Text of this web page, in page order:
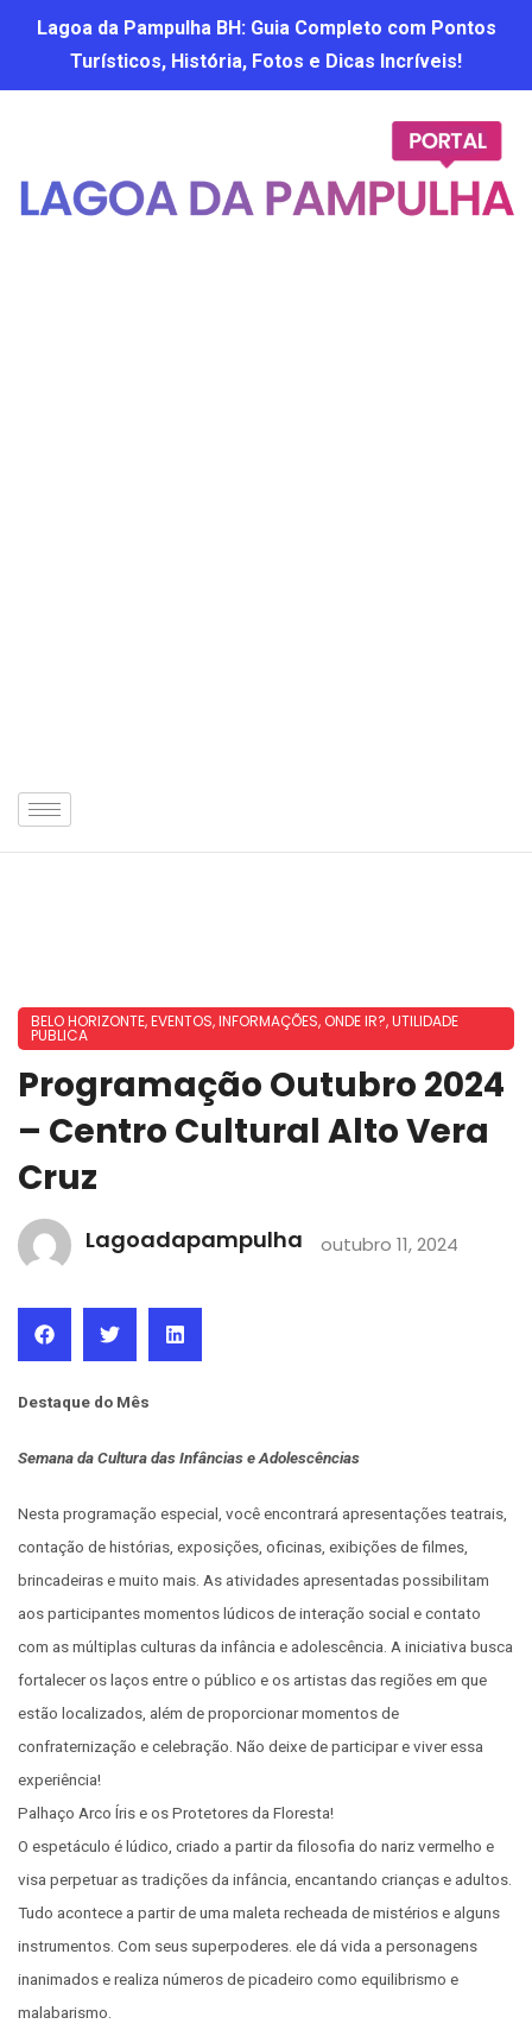
Lagoa da Pampulha BH: Guia Completo com Pontos
Turísticos, História, Fotos e Dicas Incríveis!
BELO HORIZONTE,EVENTOS,INFORMAÇÕES, ONDE IR?,UTILIDADE
PUBLICA
Programação Outubro 2024
– Centro Cultural Alto Vera
Cruz
Lagoadapampulha outubro 11, 2024
Destaque do Mês
Semana da Cultura das Infâncias e Adolescências
Nesta programação especial, você encontrará apresentações teatrais,
contação de histórias, exposições, oficinas, exibições de filmes,
brincadeiras e muito mais. As atividades apresentadas possibilitam
aos participantes momentos lúdicos de interação social e contato
com as múltiplas culturas da infância e adolescência. A iniciativa busca
fortalecer os laços entre o público e os artistas das regiões em que
estão localizados, além de proporcionar momentos de
confraternização e celebração. Não deixe de participar e viver essa
experiência!
Palhaço Arco Íris e os Protetores da Floresta!
O espetáculo é lúdico, criado a partir da filosofia do nariz vermelho e
visa perpetuar as tradições da infância, encantando crianças e adultos.
Tudo acontece a partir de uma maleta recheada de mistérios e alguns
instrumentos. Com seus superpoderes. ele dá vida a personagens
inanimados e realiza números de picadeiro como equilibrismo e
malabarismo.